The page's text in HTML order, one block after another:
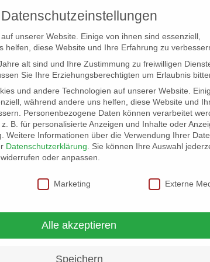
SCOUT ELB-LOCATION: PANORAMA
Datenschutzeinstellungen
unserer Website. Einige von ihnen sind essenziell,
helfen, diese Website und Ihre Erfahrung zu
alt sind und Ihre Zustimmung zu freiwilligen
Sie Ihre Erziehungsberechtigten um Erlaubnis
und andere Technologien auf unserer Website.
während andere uns helfen, diese Website und
Personenbezogene Daten können verarbeitet
B. für personalisierte Anzeigen und Inhalte oder
Weitere Informationen über die Verwendung Ihrer
Datenschutzerklärung
Sie können Ihre Auswahl
widerrufen oder anpassen.
Marketing Externe
Alle akzeptieren
Speichern